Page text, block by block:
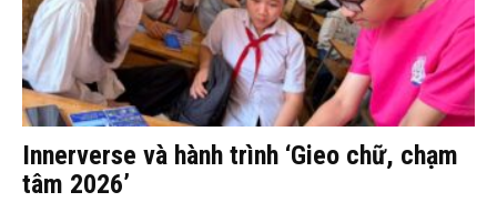
Innerverse và hành trình ‘Gieo chữ, chạm
tâm 2026’